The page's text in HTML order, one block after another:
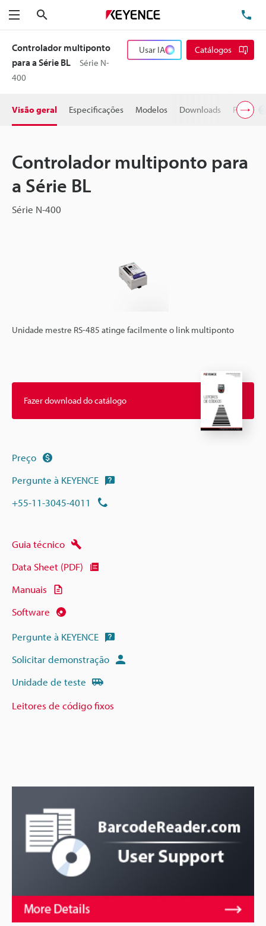
Menu
Controlador multiponto
para a Série BL
Série N-
400
Usar IA Catálogos
Visão geral Especificações Modelos Downloads Preço
Controlador multiponto para
a Série BL
Série N-400
Unidade mestre RS-485 atinge facilmente o link multiponto
Fazer download do catálogo
Preço
Pergunte à KEYENCE
+55-11-3045-4011
Guia técnico
Data Sheet (PDF)
Manuais
Software
Pergunte à KEYENCE
Solicitar demonstração
Unidade de teste
Leitores de código fixos